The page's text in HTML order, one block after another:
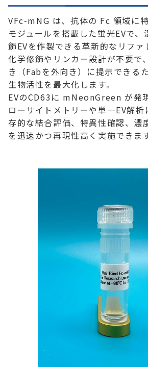
VFc‑mNG は、抗体の Fc 領域に
モジュールを搭載した蛍光EVで
飾EVを作製できる革新的なリファ
化学修飾やリンカー設計が不要で
き（Fabを外向き）に提示できる
生物活性を最大化します。
EVのCD63に mNeonGreen が発
ローサイトメトリーや単一EV解
存的な結合評価、特異性確認、濃
を迅速かつ再現性高く実施できます